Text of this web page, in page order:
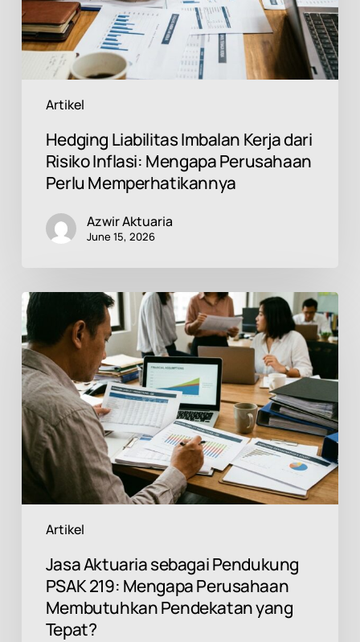
Artikel
Mengapa
Perusahaan
Perlu
Memperhatikannya
Hedging Liabilitas Imbalan Kerja dari
Risiko Inflasi: Mengapa Perusahaan
Perlu Memperhatikannya
Azwir Aktuaria
June 15, 2026
Artikel
Jasa
Aktuaria
sebagai
Pendukung
PSAK
219:
Mengapa
Perusahaan
Membutuhkan
Pendekatan
yang
Tepat?
Jasa Aktuaria sebagai Pendukung
PSAK 219: Mengapa Perusahaan
Membutuhkan Pendekatan yang
Tepat?